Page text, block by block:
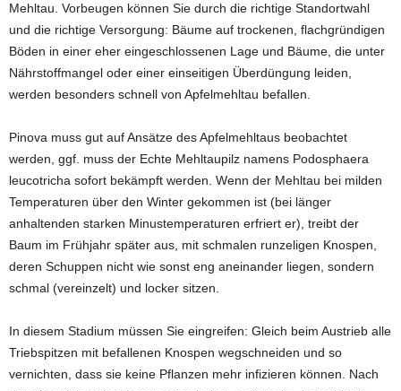
Mehltau. Vorbeugen können Sie durch die richtige Standortwahl
und die richtige Versorgung: Bäume auf trockenen, flachgründigen
Böden in einer eher eingeschlossenen Lage und Bäume, die unter
Nährstoffmangel oder einer einseitigen Überdüngung leiden,
werden besonders schnell von Apfelmehltau befallen.
Pinova muss gut auf Ansätze des Apfelmehltaus beobachtet
werden, ggf. muss der Echte Mehltaupilz namens Podosphaera
leucotricha sofort bekämpft werden. Wenn der Mehltau bei milden
Temperaturen über den Winter gekommen ist (bei länger
anhaltenden starken Minustemperaturen erfriert er), treibt der
Baum im Frühjahr später aus, mit schmalen runzeligen Knospen,
deren Schuppen nicht wie sonst eng aneinander liegen, sondern
schmal (vereinzelt) und locker sitzen.
In diesem Stadium müssen Sie eingreifen: Gleich beim Austrieb alle
Triebspitzen mit befallenen Knospen wegschneiden und so
vernichten, dass sie keine Pflanzen mehr infizieren können. Nach